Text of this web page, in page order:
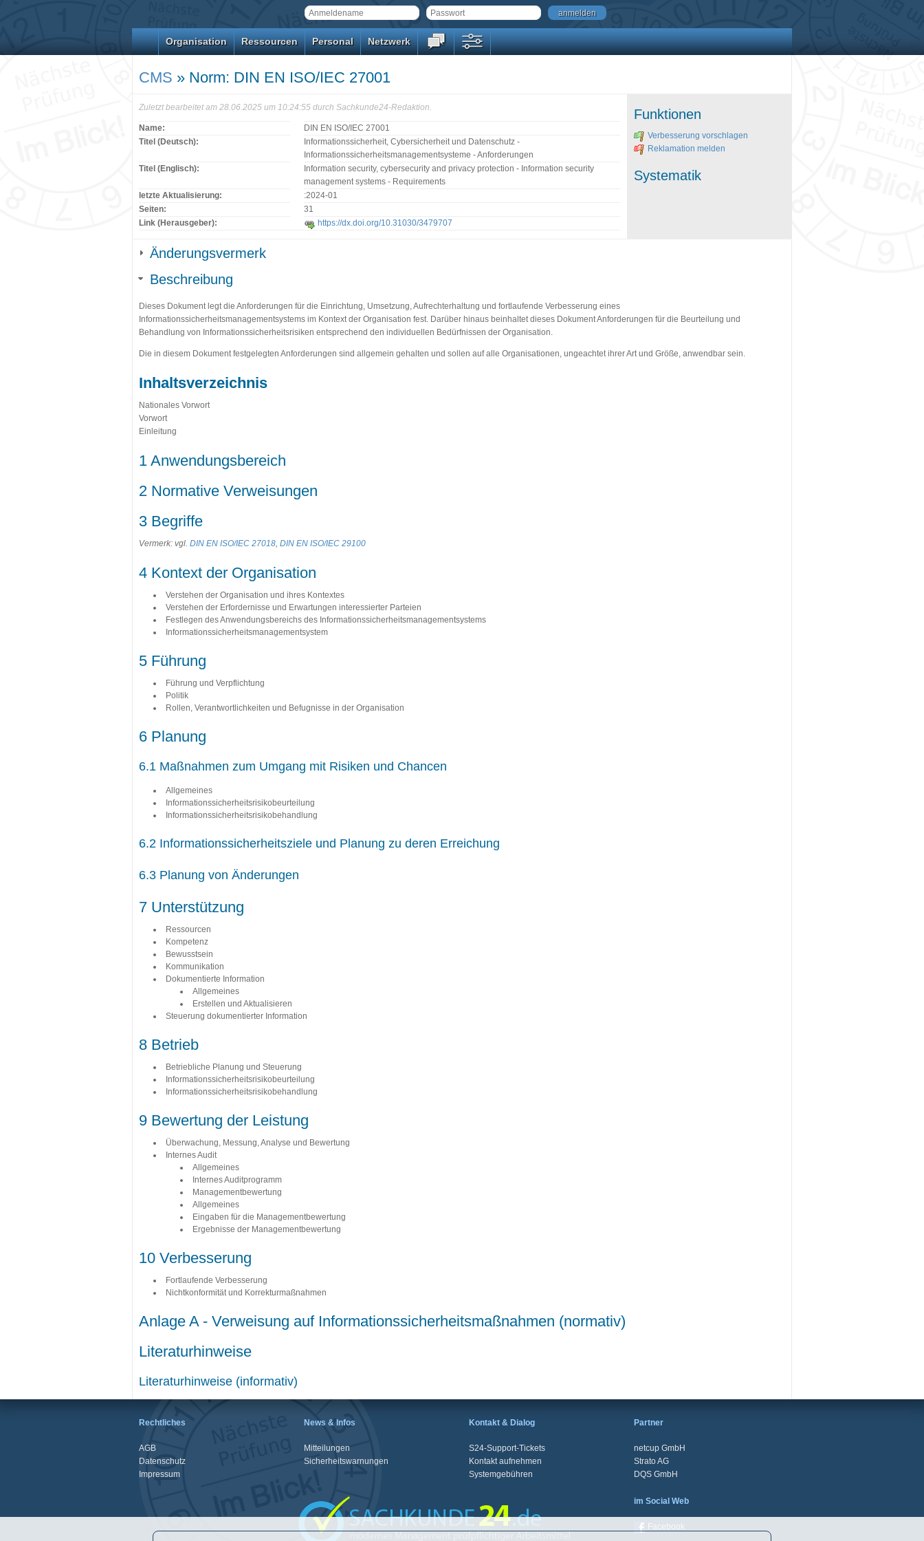
anmelden
Organisation Ressourcen Personal Netzwerk
CMS » Norm: DIN EN ISO/IEC 27001
Zuletzt bearbeitet am 28.06.2025 um 10:24:55 durch Sachkunde24-Redaktion.
Name:
DIN EN ISO/IEC 27001
Titel (Deutsch):
Informationssicherheit, Cybersicherheit und Datenschutz -
Informationssicherheitsmanagementsysteme - Anforderungen
Titel (Englisch):
Information security, cybersecurity and privacy protection - Information security
management systems - Requirements
letzte Aktualisierung:
:2024-01
Seiten:
31
Link (Herausgeber):
https://dx.doi.org/10.31030/3479707
Funktionen
Verbesserung vorschlagen
Reklamation melden
Systematik
Änderungsvermerk
Beschreibung
Dieses Dokument legt die Anforderungen für die Einrichtung, Umsetzung, Aufrechterhaltung und fortlaufende Verbesserung eines
Informationssicherheitsmanagementsystems im Kontext der Organisation fest. Darüber hinaus beinhaltet dieses Dokument Anforderungen für die Beurteilung und
Behandlung von Informationssicherheitsrisiken entsprechend den individuellen Bedürfnissen der Organisation.
Die in diesem Dokument festgelegten Anforderungen sind allgemein gehalten und sollen auf alle Organisationen, ungeachtet ihrer Art und Größe, anwendbar sein.
Inhaltsverzeichnis
Nationales Vorwort
Vorwort
Einleitung
1 Anwendungsbereich
2 Normative Verweisungen
3 Begriffe
Vermerk: vgl. DIN EN ISO/IEC 27018, DIN EN ISO/IEC 29100
4 Kontext der Organisation
Verstehen der Organisation und ihres Kontextes
Verstehen der Erfordernisse und Erwartungen interessierter Parteien
Festlegen des Anwendungsbereichs des Informationssicherheitsmanagementsystems
Informationssicherheitsmanagementsystem
5 Führung
Führung und Verpflichtung
Politik
Rollen, Verantwortlichkeiten und Befugnisse in der Organisation
6 Planung
6.1 Maßnahmen zum Umgang mit Risiken und Chancen
Allgemeines
Informationssicherheitsrisikobeurteilung
Informationssicherheitsrisikobehandlung
6.2 Informationssicherheitsziele und Planung zu deren Erreichung
6.3 Planung von Änderungen
7 Unterstützung
Ressourcen
Kompetenz
Bewusstsein
Kommunikation
Dokumentierte Information
Allgemeines
Erstellen und Aktualisieren
Steuerung dokumentierter Information
8 Betrieb
Betriebliche Planung und Steuerung
Informationssicherheitsrisikobeurteilung
Informationssicherheitsrisikobehandlung
9 Bewertung der Leistung
Überwachung, Messung, Analyse und Bewertung
Internes Audit
Allgemeines
Internes Auditprogramm
Managementbewertung
Allgemeines
Eingaben für die Managementbewertung
Ergebnisse der Managementbewertung
10 Verbesserung
Fortlaufende Verbesserung
Nichtkonformität und Korrekturmaßnahmen
Anlage A - Verweisung auf Informationssicherheitsmaßnahmen (normativ)
Literaturhinweise
Literaturhinweise (informativ)
Rechtliches
AGB
Datenschutz
Impressum
News & Infos
Mitteilungen
Sicherheitswarnungen
Kontakt & Dialog
S24-Support-Tickets
Kontakt aufnehmen
Systemgebühren
Partner
netcup GmbH
Strato AG
DQS GmbH
im Social Web
Facebook